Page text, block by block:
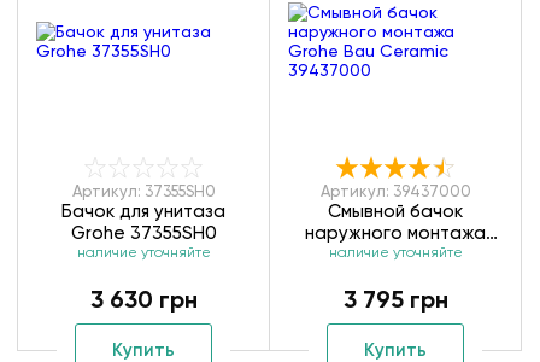
Артикул: 37355SH0
Бачок для унитаза
Grohe 37355SH0
наличие уточняйте
3 630 грн
Купить
Артикул: 39437000
Смывной бачок
наружного монтажа
Grohe Bau Ceramic
наличие уточняйте
3 795 грн
Купить